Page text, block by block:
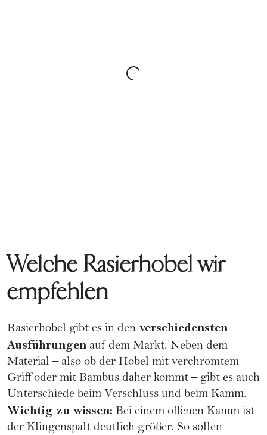
Welche Rasierhobel wir
empfehlen
Rasierhobel gibt es in den verschiedensten
Ausführungen auf dem Markt. Neben dem
Material – also ob der Hobel mit verchromtem
Griff oder mit Bambus daher kommt – gibt es auch
Unterschiede beim Verschluss und beim Kamm.
Wichtig zu wissen: Bei einem offenen Kamm ist
der Klingenspalt deutlich größer. So sollen